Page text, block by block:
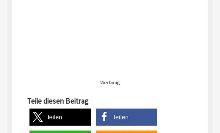
Werbung
Teile diesen Beitrag
teilen teilen